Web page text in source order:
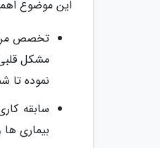
این موضوع
تخصص
مشکل
نموده تا
سابقه
بیماری